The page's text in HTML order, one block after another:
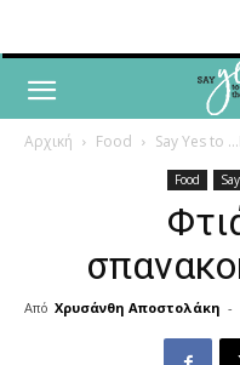
Αρχική Food Say Yes to
Food
Από Χρυσάνθη Αποστολάκη -